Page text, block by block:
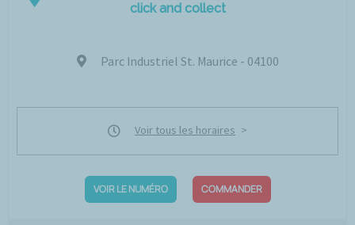
click and collect
Parc Industriel St. Maurice - 04100
Voir tous les horaires
VOIR LE NUMÉRO COMMANDER